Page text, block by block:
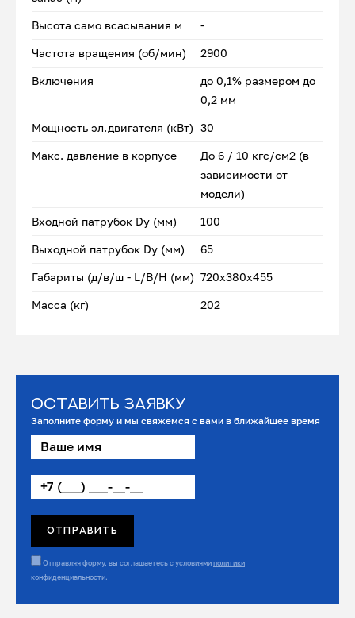
Высота само всасывания м -
Частота вращения (об/мин) 2900
Включения
до 0,1% размером до
0,2 мм
Мощность эл.двигателя (кВт) 30
Макс. давление в корпусе
До 6 / 10 кгс/см2 (в
зависимости от
модели)
Входной патрубок Dу (мм) 100
Выходной патрубок Dу (мм) 65
Габариты (д/в/ш - L/B/H (мм) 720x380x455
Масса (кг) 202
Оставить заявку
Заполните форму и мы свяжемся с вами в ближайшее время
Отправляя форму, вы соглашаетесь с условиямиполитики
конфиденциальности.